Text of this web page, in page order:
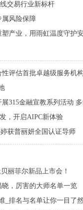
交易行业新标杆
属风险保障
产业，用雨虹温度守护
评估首批卓越级服务机
315金融宣教系列活动
，开启AIPC新体验
获普丽妍全国认证导师
丽菲尔新品上市会！
，厉害的大师名单一览
_排名与名单让你一目了